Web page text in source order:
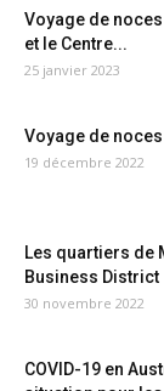
Voyage de
et le Centre...
25 janvier 2023
Voyage de
19 décembre 2022
Les quartiers de
Business District
30 novembre 2022
COVID-19 en